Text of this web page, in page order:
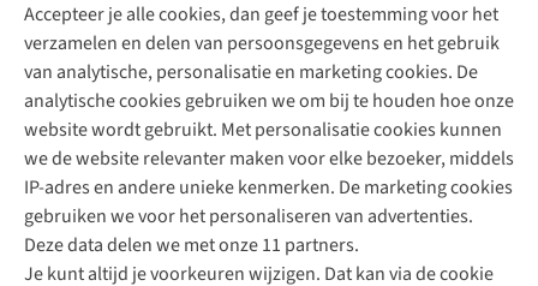
Accepteer je alle cookies, dan geef je toestemming voor het
verzamelen en delen van persoonsgegevens en het gebruik
van analytische, personalisatie en marketing cookies. De
analytische cookies gebruiken we om bij te houden hoe onze
website wordt gebruikt. Met personalisatie cookies kunnen
we de website relevanter maken voor elke bezoeker, middels
IP-adres en andere unieke kenmerken. De marketing cookies
gebruiken we voor het personaliseren van advertenties.
Deze data delen we met onze 11 partners.
Je kunt altijd je voorkeuren wijzigen. Dat kan via de cookie
+31 (0)85 888 50 88
+31 6 12 28 49 80
Contactformulier